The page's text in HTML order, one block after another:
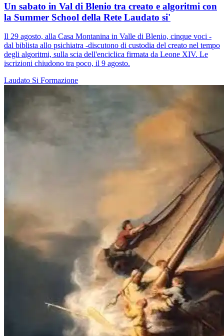
Un sabato in Val di Blenio tra creato e algoritmi con
la Summer School della Rete Laudato si'
Il 29 agosto, alla Casa Montanina in Valle di Blenio, cinque voci -
dal biblista allo psichiatra -discutono di custodia del creato nel tempo
degli algoritmi, sulla scia dell'enciclica firmata da Leone XIV. Le
iscrizioni chiudono tra poco, il 9 agosto.
Laudato Si Formazione